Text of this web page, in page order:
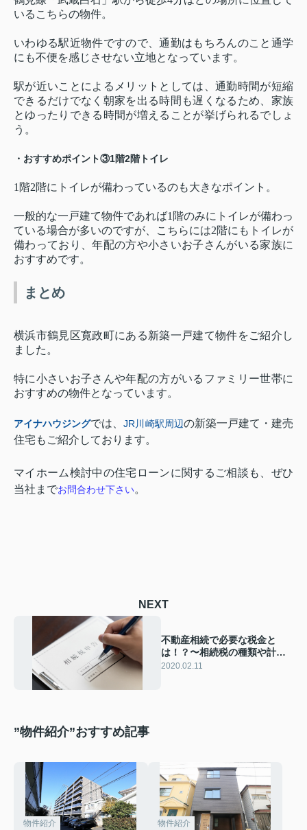
いるこちらの物件。
いわゆる駅近物件ですので、通勤はもちろんのこと通学
にも不便を感じさせない立地となっています。
駅が近いことによるメリットとしては、通勤時間が短縮
できるだけでなく朝家を出る時間も遅くなるため、家族
とゆったりできる時間が増えることが挙げられるでしょ
う。
・おすすめポイント③1階2階トイレ
1階2階にトイレが備わっているのも大きなポイント。
一般的な一戸建て物件であれば1階のみにトイレが備わっ
ている場合が多いのですが、こちらには2階にもトイレが
備わっており、年配の方や小さいお子さんがいる家族に
おすすめです。
まとめ
横浜市鶴見区寛政町にある新築一戸建て物件をご紹介し
ました。
特に小さいお子さんや年配の方がいるファミリー世帯に
おすすめの物件となっています。
アイナハウジングでは、JR川崎駅周辺の新築一戸建て・建売
住宅もご紹介しております。
マイホーム検討中の住宅ローンに関するご相談も、ぜひ
当社までお問合わせ下さい。
NEXT
不動産相続で必要な税金と
は！？〜相続税の種類や計算
方法を解説！〜
2020.02.11
”物件紹介”おすすめ記事
物件紹介 物件紹介